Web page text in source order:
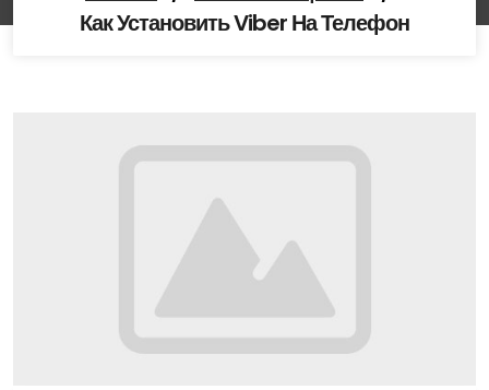
Как Установить Viber На Телефон